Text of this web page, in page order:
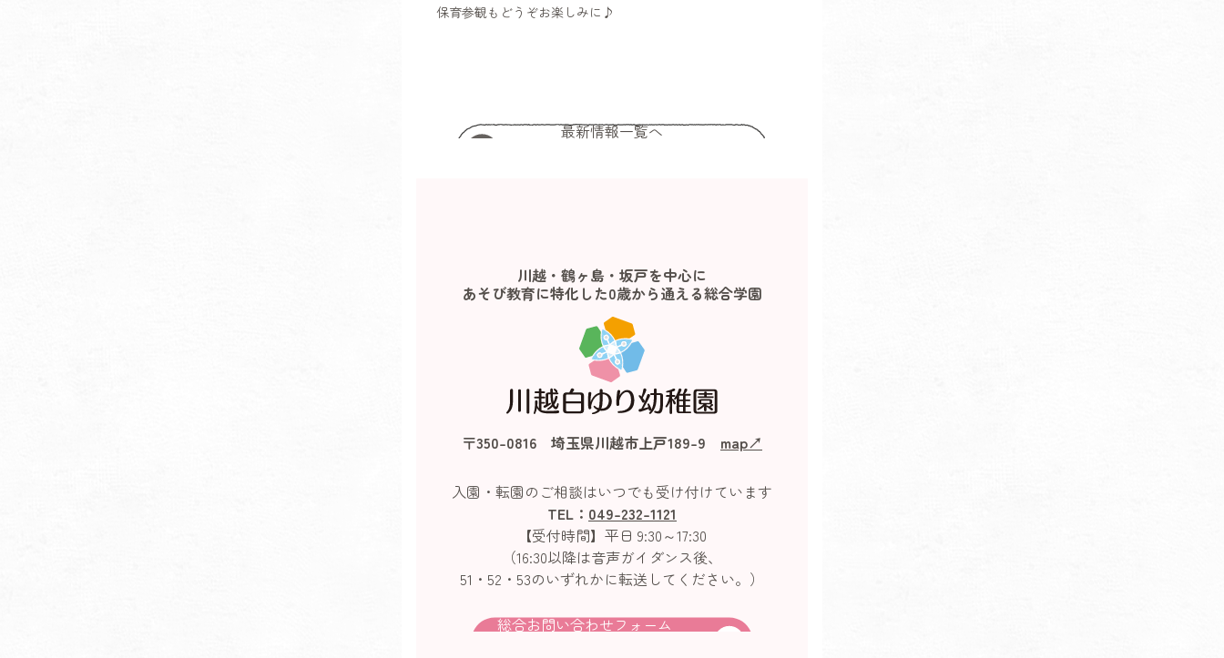
保育参観もどうぞお楽しみに♪
最新情報一覧へ
川越・鶴ヶ島・坂戸を中心に
あそび教育に特化した0歳から通える総合学園
〒350-0816 埼玉県川越市上戸189-9 map↗︎
入園・転園のご相談はいつでも受け付けています
TEL： 049-232-1121
【受付時間】平日 9:30～17:30
（16:30以降は音声ガイダンス後、
51・52・53のいずれかに転送してください。）
総合お問い合わせフォーム